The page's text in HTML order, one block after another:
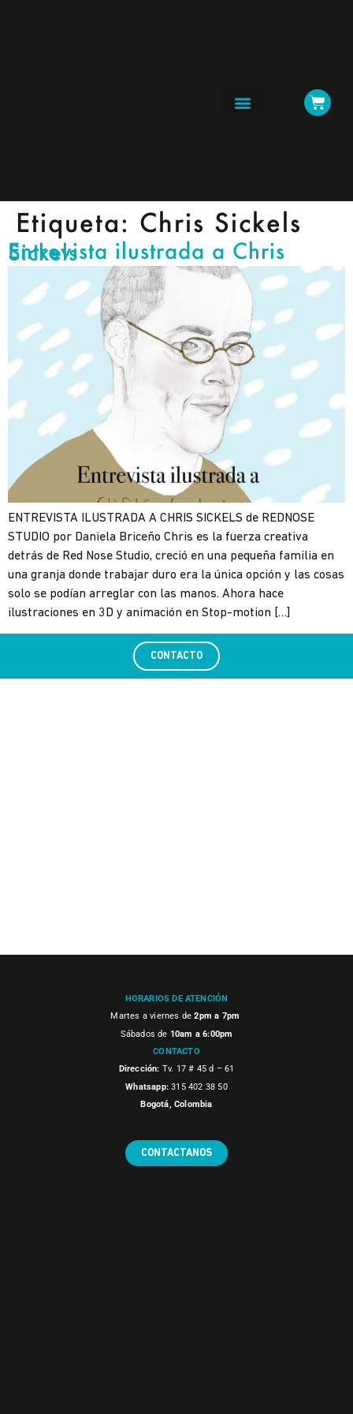
Etiqueta: Chris Sickels
Entrevista ilustrada a Chris Sickels
ENTREVISTA ILUSTRADA A CHRIS SICKELS de REDNOSE
STUDIO por Daniela Briceño Chris es la fuerza creativa
detrás de Red Nose Studio, creció en una pequeña familia en
una granja donde trabajar duro era la única opción y las cosas
solo se podían arreglar con las manos. Ahora hace
ilustraciones en 3D y animación en Stop-motion […]
CONTACTO
HORARIOS DE ATENCIÓN
Martes a viernes de 2pm a 7pm
Sábados de 10am a 6:00pm
CONTACTO
Dirección: Tv. 17 # 45 d – 61
Whatsapp:315 402 38 50
Bogotá, Colombia
CONTACTANOS